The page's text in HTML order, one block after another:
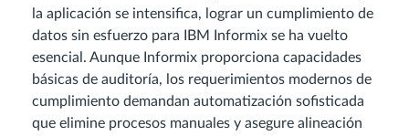
la aplicación se intensifica, lograr un cumplimiento de
datos sin esfuerzo para IBM Informix se ha vuelto
esencial. Aunque Informix proporciona capacidades
básicas de auditoría, los requerimientos modernos de
cumplimiento demandan automatización sofisticada
que elimine procesos manuales y asegure alineación